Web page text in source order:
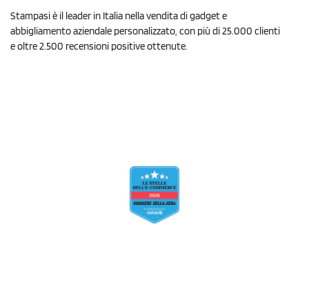
Stampasi è il leader in Italia nella vendita di gadget e
abbigliamento aziendale personalizzato, con più di 25.000 clienti
e oltre 2.500 recensioni positive ottenute.